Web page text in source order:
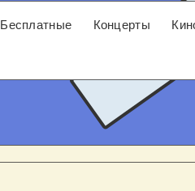
Бесплатные Концерты